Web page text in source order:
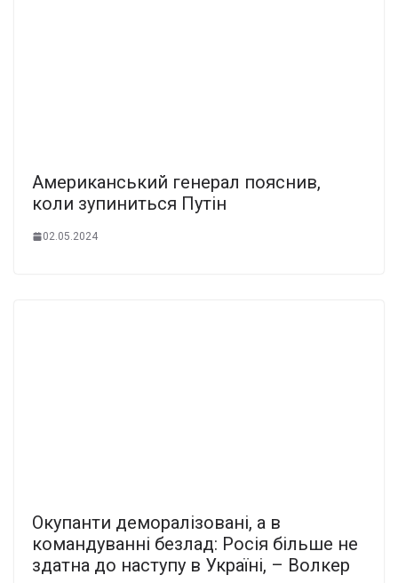
Американський генерал пояснив,
коли зупиниться Путін
02.05.2024
Окупанти деморалізовані, а в
командуванні безлад: Росія більше не
здатна до наступу в Україні, – Волкер